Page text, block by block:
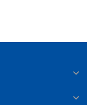

